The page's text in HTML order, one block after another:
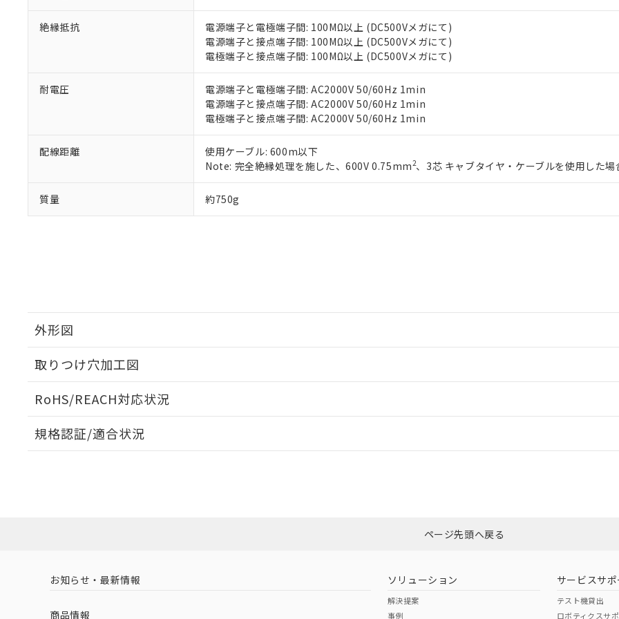
絶縁抵抗
電源端子と電極端子間: 100MΩ以上 (DC500Vメガにて)
電源端子と接点端子間: 100MΩ以上 (DC500Vメガにて)
電極端子と接点端子間: 100MΩ以上 (DC500Vメガにて)
耐電圧
電源端子と電極端子間: AC2000V 50/60Hz 1min
電源端子と接点端子間: AC2000V 50/60Hz 1min
電極端子と接点端子間: AC2000V 50/60Hz 1min
配線距離
使用ケーブル: 600m以下
Note: 完全絶縁処理を施した、600V 0.75mm2、3芯 キャブタイヤ・ケーブルを使用した場
質量 約750g
外形図
取りつけ穴加工図
RoHS/REACH対応状況
EU RoHS 注意事項・凡例
ダウンロードはこちら
中国 RoHS 注意事項・凡例
規格認証/適合状況
（イギリス
（ノルウェー
（日本
（アメリカ
※当社の共同利用者とは、"個人情報の共同利用に関して"
の「1.共同利用者の
いる法人を指します。
EU RoHS指令（10物質）の非含有証明書
51物質の非含有証明書（当社基準）
※本証明書は発行日時点で非含有を証明するもので、過去に遡って非含有を証明するも
混在することから備考欄に対応日を記載しておりました。
既に当社にて対応品への在庫切替を完了していることから、特段のことがない限り、
り割愛しております。
ページ先頭へ戻る
お知らせ・最新情報
商品情報
ソリューション
解決提案
事例
サービスサポ
テスト機貸出
ロボティクスサ